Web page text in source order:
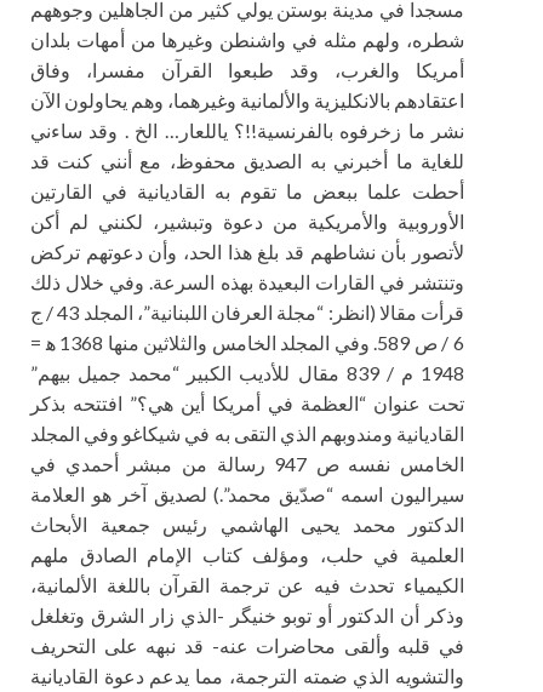
مسجدا في مدينة بوستن يولي كثير من الجاهلين وجوههم
شطره، ولهم مثله في واشنطن وغيرها من أمهات بلدان
أمريكا والغرب، وقد طبعوا القرآن مفسرا، وفاق
اعتقادهم بالانكليزية والألمانية وغيرهما، وهم يحاولون الآن
نشر ما زخرفوه بالفرنسية!!؟ ياللعار… الخ . وقد ساءني
للغاية ما أخبرني به الصديق محفوظ، مع أنني كنت قد
أحطت علما ببعض ما تقوم به القاديانية في القارتين
الأوروبية والأمريكية من دعوة وتبشير، لكنني لم أكن
لأتصور بأن نشاطهم قد بلغ هذا الحد، وأن دعوتهم تركض
وتنتشر في القارات البعيدة بهذه السرعة. وفي خلال ذلك
قرأت مقالا (انظر: “مجلة العرفان اللبنانية”، المجلد 43 / ج
6 / ص 589. وفي المجلد الخامس والثلاثين منها 1368 ه‍ =
1948 م / 839 مقال للأديب الكبير “محمد جميل بيهم”
تحت عنوان “العظمة في أمريكا أين هي؟” افتتحه بذكر
القاديانية ومندوبهم الذي التقى به في شيكاغو وفي المجلد
الخامس نفسه ص 947 رسالة من مبشر أحمدي في
سيراليون اسمه “صدّيق محمد”.) لصديق آخر هو العلامة
الدكتور محمد يحيى الهاشمي رئيس جمعية الأبحاث
العلمية في حلب، ومؤلف كتاب الإمام الصادق ملهم
الكيمياء تحدث فيه عن ترجمة القرآن باللغة الألمانية،
وذكر أن الدكتور أو توبو خنيگر -الذي زار الشرق وتغلغل
في قلبه وألقى محاضرات عنه- قد نبهه على التحريف
والتشويه الذي ضمته الترجمة، مما يدعم دعوة القاديانية